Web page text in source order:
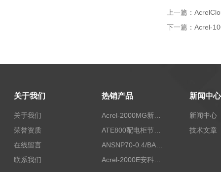
上一篇：
下一篇： Acrel-
关于我们
关于我们
荣誉资质
在线留言
联系我们
热销产品
Acrel-2000MG新能源消纳安科瑞微电网能量管理系统
ATE800配电柜节点无线测温/表带捆绑/无源感应取电
ANSNP70-0.4/BANSNP中线安防保护器 治理三相不平衡
Acrel-2000E安科瑞Acrel配电室综合监控系统
新闻中心
新闻中心
技术文章